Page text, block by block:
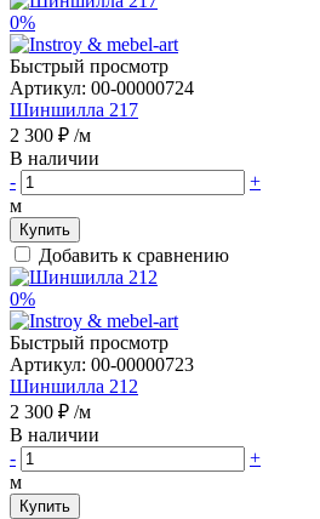
0%
Быстрый просмотр
Артикул: 00-00000724
Шиншилла 217
2 300 ₽ /м
В наличии
-
+
м
Купить
Добавить к сравнению
0%
Быстрый просмотр
Артикул: 00-00000723
Шиншилла 212
2 300 ₽ /м
В наличии
-
+
м
Купить